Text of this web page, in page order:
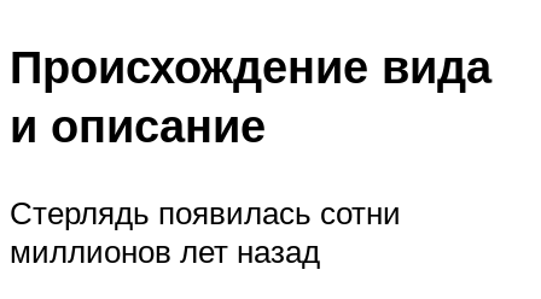
Происхождение вида
и описание
Стерлядь появилась сотни
миллионов лет назад